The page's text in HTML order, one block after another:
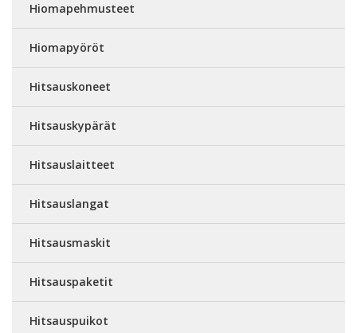
Hiomapehmusteet
Hiomapyöröt
Hitsauskoneet
Hitsauskypärät
Hitsauslaitteet
Hitsauslangat
Hitsausmaskit
Hitsauspaketit
Hitsauspuikot